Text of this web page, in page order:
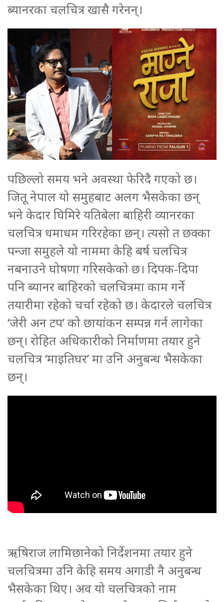
ब्यानरका चलचित्र खासै गरेनन्।
पछिल्लो समय भने अवस्था फेरिदै गएको छ।
जितू नेपाल यो समुहबाट अलग भैसकेका छन्
भने केदार घिमिरे यतिबेला बाहिरी व्यानरका
चलचित्र धमाधम गरिरहेका छन्। त्यसो त छक्का
पन्जा समुहले यो नाममा केहि बर्ष चलचित्र
नबनाउने घोषणा गरिसकेको छ। दिपक-दिपा
पनि ब्यानर बाहिरको चलचित्रमा काम गर्ने
तयारीमा रहेको चर्चा रहेको छ। केदारले चलचित्र
‘जेरी अन टप’ को छायांकन सम्पन्न गर्न लागेका
छन्। रोहित अधिकारीको निर्माणमा तयार हुने
चलचित्र ‘माइतिघर’ मा उनि अनुबन्ध भैसकेका
छन्।
ऋषिराज लामिछानेको निर्देशनमा तयार हुने
चलचित्रमा उनि केहि समय अगाडी नै अनुबन्ध
भैसकेका थिए। अव यो चलचित्रको नाम